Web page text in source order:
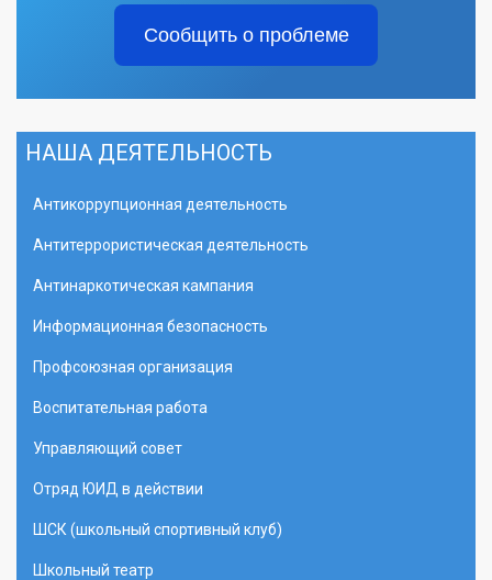
Сообщить о проблеме
НАША ДЕЯТЕЛЬНОСТЬ
Антикоррупционная деятельность
Антитеррористическая деятельность
Антинаркотическая кампания
Информационная безопасность
Профсоюзная организация
Воспитательная работа
Управляющий совет
Отряд ЮИД в действии
ШСК (школьный спортивный клуб)
Школьный театр